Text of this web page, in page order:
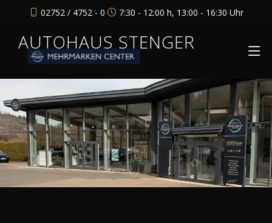
02752 / 4752 - 0 7:30 - 12:00 h, 13:00 - 16:30 Uhr
AUTOHAUS STENGER